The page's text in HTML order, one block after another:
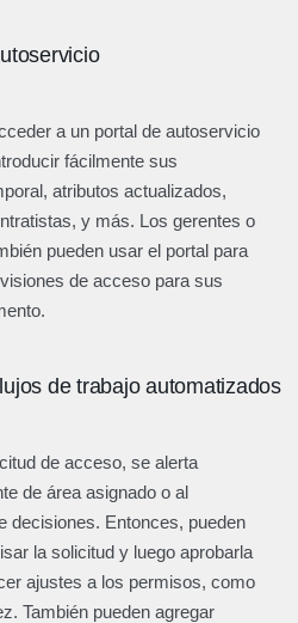
a un portal de autoservicio
fácilmente sus
atributos actualizados,
y más. Los gerentes o
pueden usar el portal para
de acceso para sus
de trabajo automatizados
de acceso, se alerta
de área asignado o al
decisiones. Entonces, pueden
la solicitud y luego aprobarla
ajustes a los permisos, como
También pueden agregar